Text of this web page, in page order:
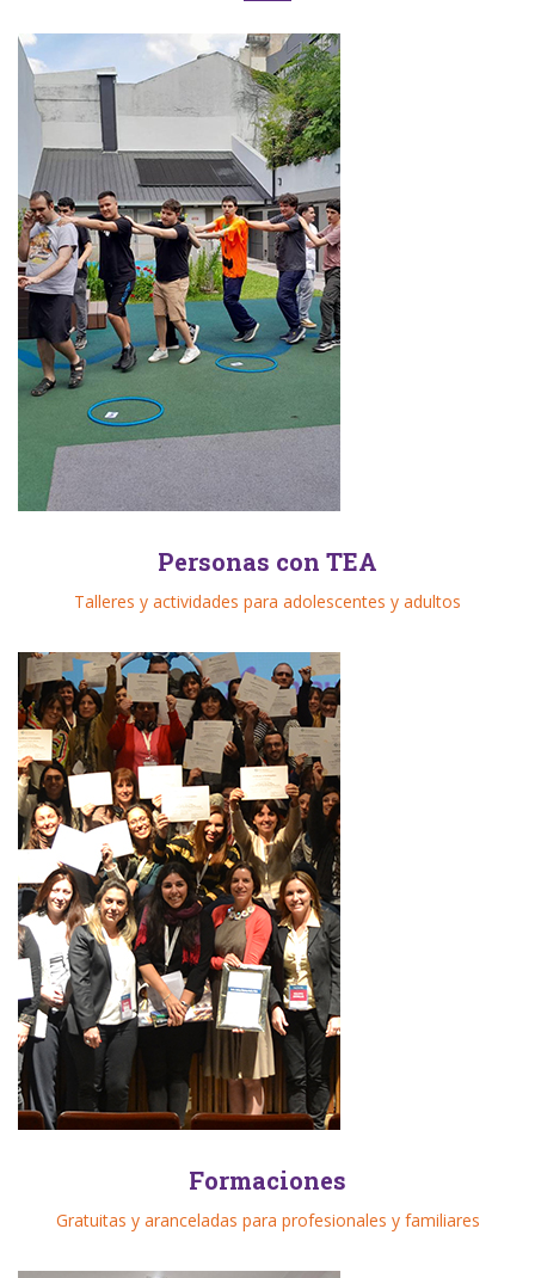
Personas con TEA
Talleres y actividades para adolescentes y adultos
Formaciones
Gratuitas y aranceladas para profesionales y familiares